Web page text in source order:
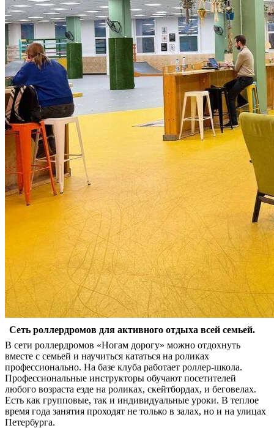
Сеть роллердромов для активного отдыха всей семьей.
В сети роллердромов «Ногам дорогу» можно отдохнуть
вместе с семьей и научиться кататься на роликах
профессионально. На базе клуба работает роллер-школа.
Профессиональные инструкторы обучают посетителей
любого возраста езде на роликах, скейтбордах, и беговелах.
Есть как групповые, так и индивидуальные уроки. В теплое
время года занятия проходят не только в залах, но и на улицах
Петербурга.